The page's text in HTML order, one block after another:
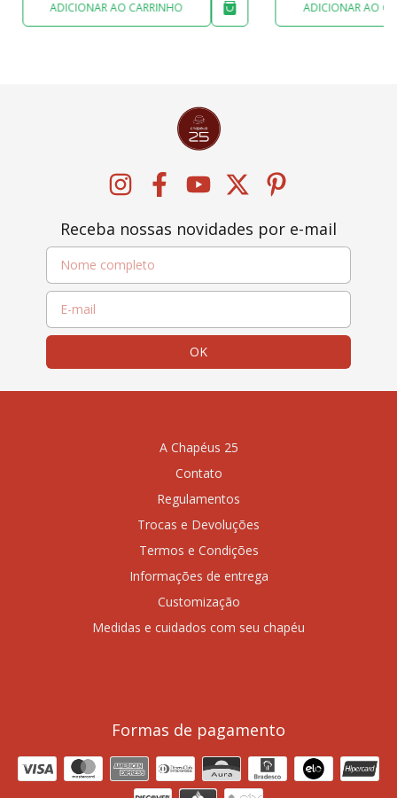
ADICIONAR AO CARRINHO ADICIONAR AO
Receba nossas novidades por e-mail
A Chapéus 25
Contato
Regulamentos
Trocas e Devoluções
Termos e Condições
Informações de entrega
Customização
Medidas e cuidados com seu chapéu
Formas de pagamento